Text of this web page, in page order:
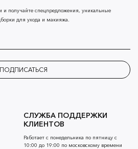
СЛУЖБА ПОДДЕРЖКИ
КЛИЕНТОВ
Работает с понедельника по пятницу с
10:00 до 19:00 по московскому времени
получайте спецпредложения, уникальные
для ухода и макияжа.
ПОДПИСАТЬСЯ